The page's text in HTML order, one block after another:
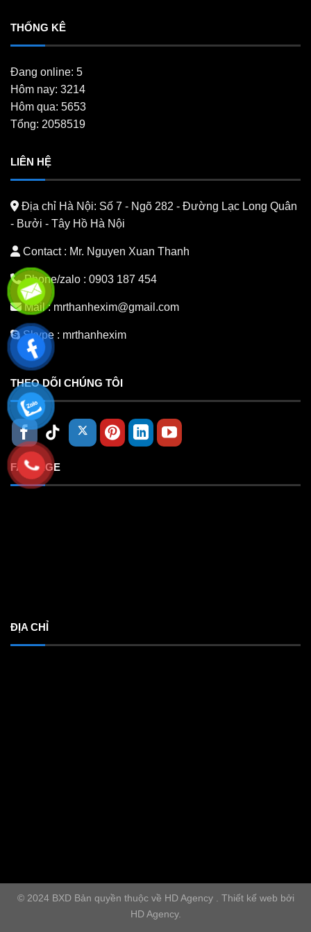
THỐNG KÊ
Đang online: 5
Hôm nay: 3214
Hôm qua: 5653
Tổng: 2058519
LIÊN HỆ
Địa chỉ Hà Nội: Số 7 - Ngõ 282 - Đường Lạc Long Quân
- Bưởi - Tây Hồ Hà Nội
Contact : Mr. Nguyen Xuan Thanh
Phone/zalo : 0903 187 454
Mail :mrthanhexim@gmail.com
Skype : mrthanhexim
THEO DÕI CHÚNG TÔI
FANPAGE
ĐỊA CHỈ
© 2024 BXD Bản quyền thuộc về HD Agency . Thiết kế web bởi
HD Agency.